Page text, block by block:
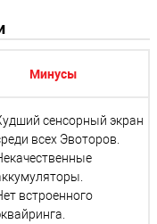
Минусы
сенсорный экран
всех Эвоторов.
встроенного